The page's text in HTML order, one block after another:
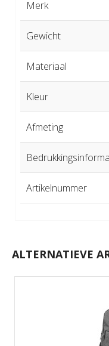
Merk
Gewicht
Materiaal
Kleur
Afmeting
Artikelnummer
ALTERNATIEVE